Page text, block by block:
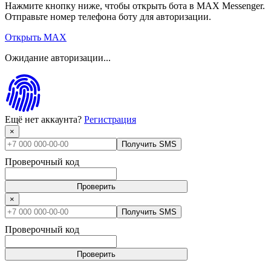
Нажмите кнопку ниже, чтобы открыть бота в MAX Messenger.
Отправьте номер телефона боту для авторизации.
Открыть MAX
Ожидание авторизации...
Ещё нет аккаунта? Регистрация
×
Получить SMS
Проверочный код
Проверить
×
Получить SMS
Проверочный код
Проверить